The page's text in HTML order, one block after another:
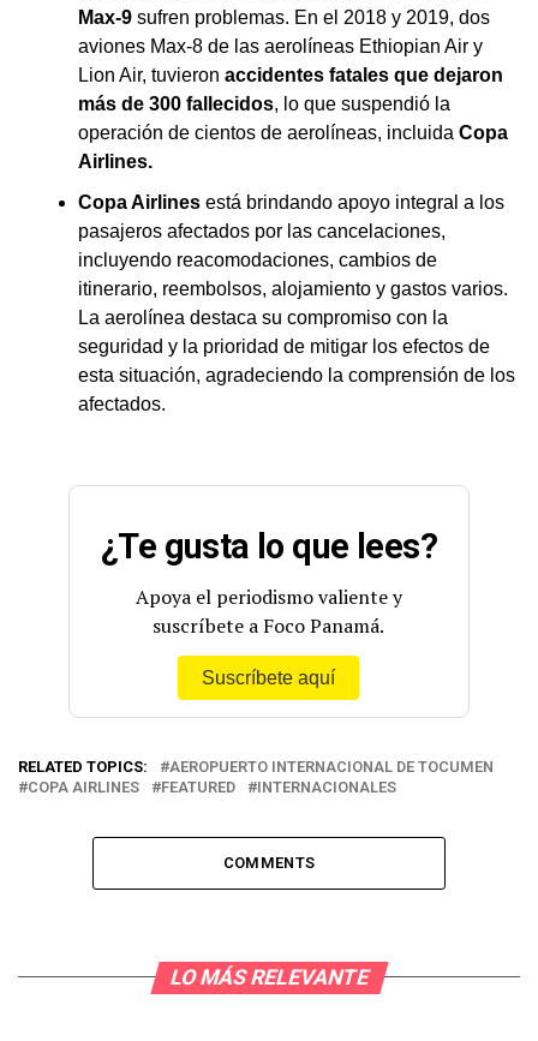
Max-9 sufren problemas. En el 2018 y 2019, dos
aviones Max-8 de las aerolíneas Ethiopian Air y
Lion Air, tuvieron accidentes fatales que dejaron
más de 300 fallecidos, lo que suspendió la
operación de cientos de aerolíneas, incluida Copa
Airlines.
Copa Airlines está brindando apoyo integral a los
pasajeros afectados por las cancelaciones,
incluyendo reacomodaciones, cambios de
itinerario, reembolsos, alojamiento y gastos varios.
La aerolínea destaca su compromiso con la
seguridad y la prioridad de mitigar los efectos de
esta situación, agradeciendo la comprensión de los
afectados.
¿Te gusta lo que lees?
Apoya el periodismo valiente y
suscríbete a Foco Panamá.
Suscríbete aquí
RELATED TOPICS:
AEROPUERTO INTERNACIONAL DE TOCUMEN
COPA AIRLINES
FEATURED INTERNACIONALES
COMMENTS
LO MÁS RELEVANTE